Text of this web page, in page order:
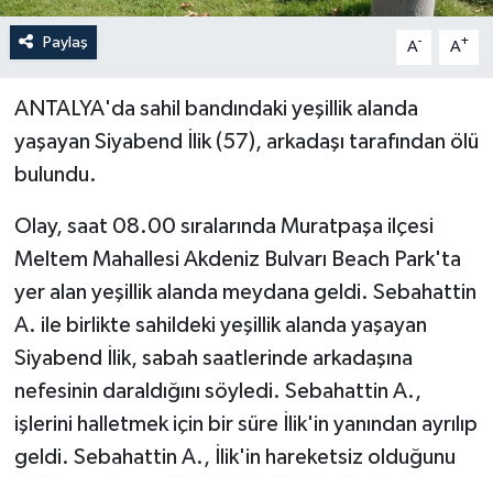
Paylaş A- A+
ANTALYA'da sahil bandındaki yeşillik alanda
yaşayan Siyabend İlik (57), arkadaşı tarafından ölü
bulundu.
Olay, saat 08.00 sıralarında Muratpaşa ilçesi
Meltem Mahallesi Akdeniz Bulvarı Beach Park'ta
yer alan yeşillik alanda meydana geldi. Sebahattin
A. ile birlikte sahildeki yeşillik alanda yaşayan
Siyabend İlik, sabah saatlerinde arkadaşına
nefesinin daraldığını söyledi. Sebahattin A.,
işlerini halletmek için bir süre İlik'in yanından ayrılıp
geldi. Sebahattin A., İlik'in hareketsiz olduğunu
Magazin
Öğle Bülteni
Sağlık
Sosyal medya
Spor
Televizyon